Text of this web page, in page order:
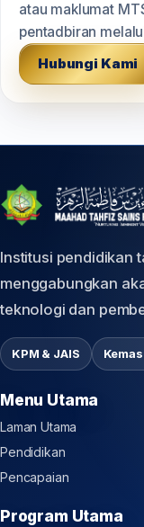
atau maklumat
pentadbiran
Hubungi Kami
Institusi pendidikan
menggabungkan
teknologi dan
KPM & JAIS
Menu Utama
Laman Utama
Pendidikan
Pencapaian
Program Utama